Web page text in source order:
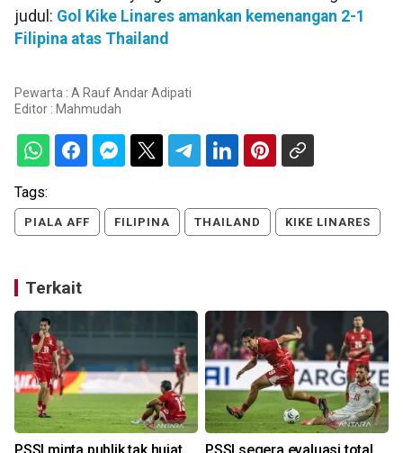
judul: Gol Kike Linares amankan kemenangan 2-1
Filipina atas Thailand
Pewarta : A Rauf Andar Adipati
Editor : Mahmudah
Tags:
PIALA AFF FILIPINA THAILAND KIKE LINARES
Terkait